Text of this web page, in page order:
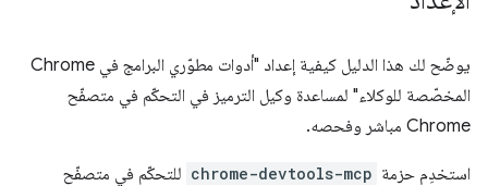
يوضّح لك هذا الدليل كيفية إعداد "أدوات مطوّري البرامج في Chrome
المخصّصة للوكلاء" لمساعدة وكيل الترميز في التحكّم في متصفّح
Chrome مباشر وفحصه.
استخدِم حزمة chrome-devtools-mcp للتحكّم في متصفّح